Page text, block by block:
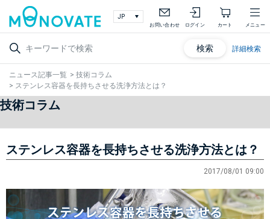
お問い合わせ ログイン カート メニュー
検索 詳細検索
ニュース記事一覧 > 技術コラム
> ステンレス容器を長持ちさせる洗浄方法とは？
技術コラム
ステンレス容器を長持ちさせる洗浄方法とは？
2017/08/01 09:00